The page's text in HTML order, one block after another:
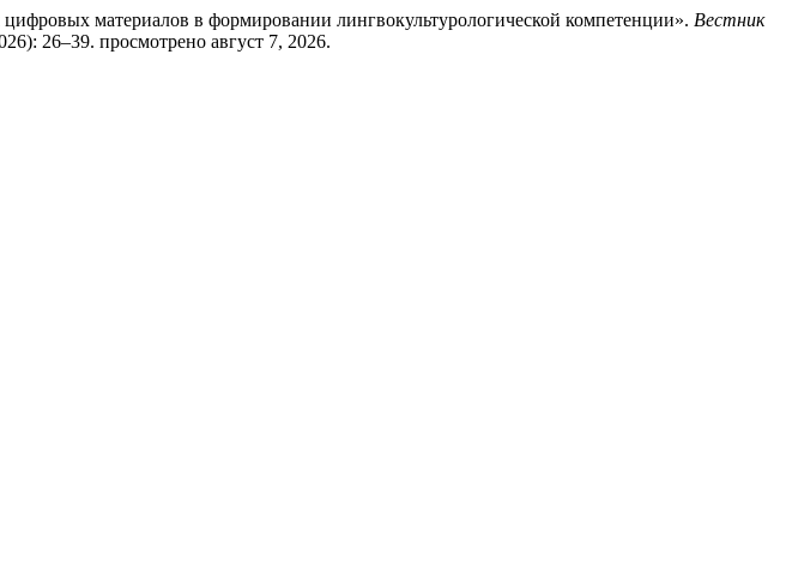
материалов в формировании лингвокультурологической компетенции». Вестник
26–39. просмотрено август 7, 2026.